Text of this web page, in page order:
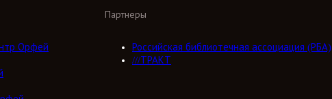
Орфей
Партнеры
Российская библиотечная ассоциация (РБА)
///ТРАКТ